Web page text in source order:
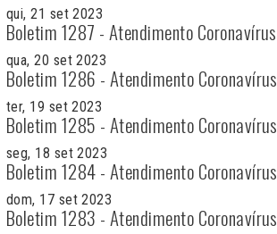
qui, 21 set 2023
Boletim 1287 - Atendimento Coronavírus
qua, 20 set 2023
Boletim 1286 - Atendimento Coronavírus
ter, 19 set 2023
Boletim 1285 - Atendimento Coronavírus
seg, 18 set 2023
Boletim 1284 - Atendimento Coronavírus
dom, 17 set 2023
Boletim 1283 - Atendimento Coronavírus